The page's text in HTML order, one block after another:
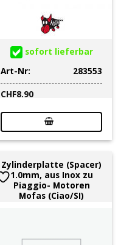
sofort lieferbar
Art-Nr:
283553
CHF8.90
Zylinderplatte (Spacer)
1.0mm, aus Inox zu
Piaggio- Motoren
Mofas (Ciao/SI)